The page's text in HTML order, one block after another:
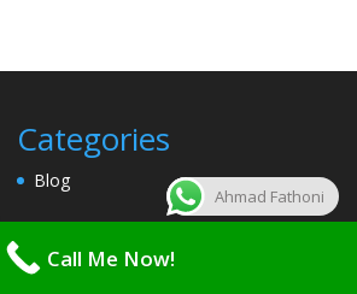
Categories
Blog
Ahmad Fathoni
Call Me Now!